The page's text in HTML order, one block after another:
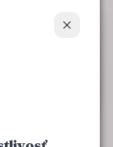
Zavrieť